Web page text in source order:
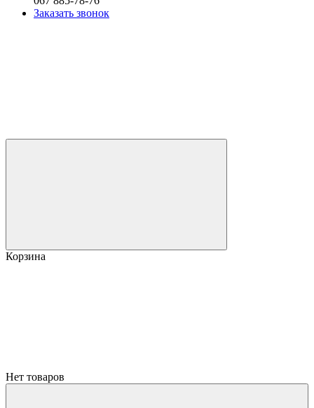
Заказать звонок
Корзина
Нет товаров